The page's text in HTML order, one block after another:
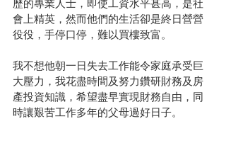
會上精英，然而他們的生活卻是終日營營
役役，手停口停，難以買樓致富。
我不想他朝一日失去工作能令家庭承受巨
大壓力，我花盡時間及努力鑽研財務及房
產投資知識，希望盡早實現財務自由，同
時讓艱苦工作多年的父母過好日子。